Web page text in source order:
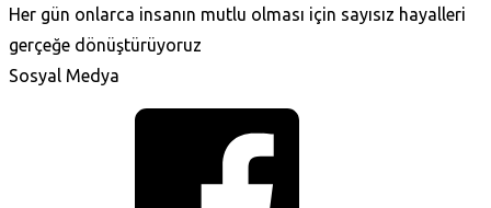
Her gün onlarca insanın mutlu olması için sayısız hayalleri
gerçeğe dönüştürüyoruz
Sosyal Medya